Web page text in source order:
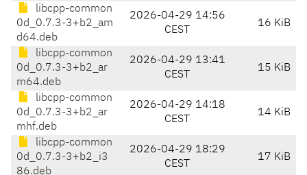
libcpp-common
0d_0.7.3-3+b2_am
d64.deb
2026-04-29 14:56
CEST
16 KiB
libcpp-common
0d_0.7.3-3+b2_ar
m64.deb
2026-04-29 13:41
CEST
15 KiB
libcpp-common
0d_0.7.3-3+b2_ar
mhf.deb
2026-04-29 14:18
CEST
14 KiB
libcpp-common
0d_0.7.3-3+b2_i3
86.deb
2026-04-29 18:29
CEST
17 KiB